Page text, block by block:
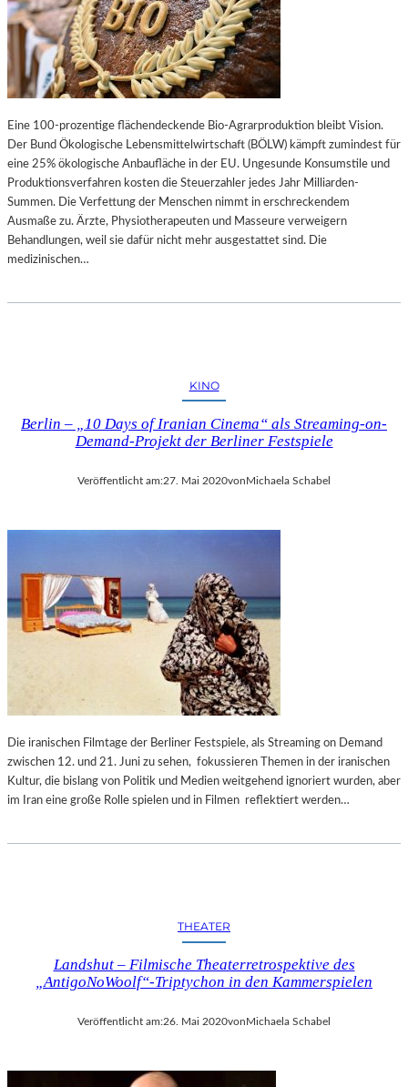
Eine 100-prozentige flächendeckende Bio-Agrarproduktion bleibt Vision.
Der Bund Ökologische Lebensmittelwirtschaft (BÖLW) kämpft zumindest für
eine 25% ökologische Anbaufläche in der EU. Ungesunde Konsumstile und
Produktionsverfahren kosten die Steuerzahler jedes Jahr Milliarden-
Summen. Die Verfettung der Menschen nimmt in erschreckendem
Ausmaße zu. Ärzte, Physiotherapeuten und Masseure verweigern
Behandlungen, weil sie dafür nicht mehr ausgestattet sind. Die
medizinischen…
KINO
Berlin – „10 Days of Iranian Cinema“ als Streaming-on-
Demand-Projekt der Berliner Festspiele
Veröffentlicht am:27. Mai 2020vonMichaela Schabel
Die iranischen Filmtage der Berliner Festspiele, als Streaming on Demand
zwischen 12. und 21. Juni zu sehen, fokussieren Themen in der iranischen
Kultur, die bislang von Politik und Medien weitgehend ignoriert wurden, aber
im Iran eine große Rolle spielen und in Filmen reflektiert werden…
THEATER
Landshut – Filmische Theaterretrospektive des
„AntigoNoWoolf“-Triptychon in den Kammerspielen
Veröffentlicht am:26. Mai 2020von Michaela Schabel